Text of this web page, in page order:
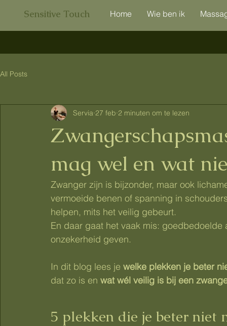
Sensitive Touch Home Wie ben ik
All Posts
mag wel en wat
Servia 27 feb 2 minuten om te lezen
Zwanger zijn is bijzonder, maar ook
vermoeide benen of spanning in
helpen, mits het veilig gebeurt.
En daar gaat het vaak mis:
onzekerheid geven.
In dit blog lees je welke plekken je beter
dat zo is en wat wél veilig is bij een
5 plekken die je beter niet